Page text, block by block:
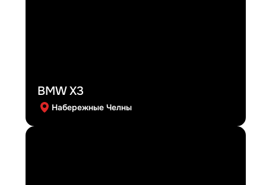
BMW X3
Набережные Челны